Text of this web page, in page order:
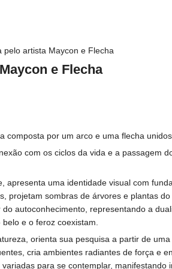
pelo artista Maycon e Flecha
e Flecha
por um arco e uma flecha
com os ciclos da vida e a
uma identidade visual com
projetam sombras de árvores e plantas
autoconhecimento, representando a
e o feroz coexistam.
orienta sua pesquisa a partir de
cria ambientes radiantes de força e
para se contemplar,